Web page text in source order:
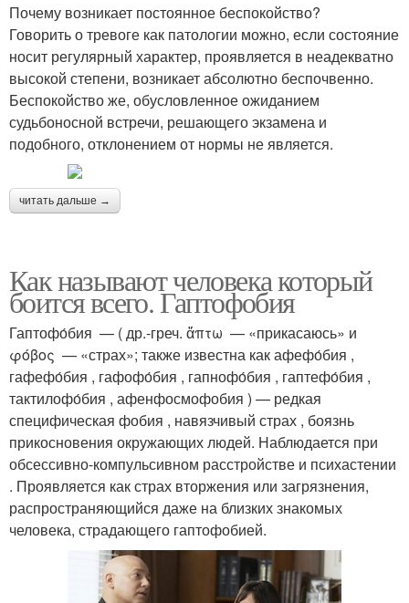
Почему возникает постоянное беспокойство?
Говорить о тревоге как патологии можно, если состояние
носит регулярный характер, проявляется в неадекватно
высокой степени, возникает абсолютно беспочвенно.
Беспокойство же, обусловленное ожиданием
судьбоносной встречи, решающего экзамена и
подобного, отклонением от нормы не является.
читать дальше →
Как называют человека который
боится всего. Гаптофобия
Гаптофо́бия — ( др.-греч. ἅπτω — «прикасаюсь» и
φόβος — «страх»; также известна как афефо́бия ,
гафефо́бия , гафофо́бия , гапнофо́бия , гаптефо́бия ,
тактилофо́бия , афенфосмофобия ) — редкая
специфическая фобия , навязчивый страх , боязнь
прикосновения окружающих людей. Наблюдается при
обсессивно-компульсивном расстройстве и психастении
. Проявляется как страх вторжения или загрязнения,
распространяющийся даже на близких знакомых
человека, страдающего гаптофобией.